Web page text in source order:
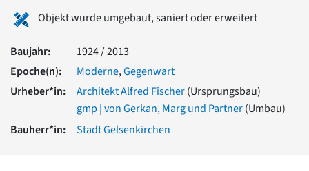
Romanik
Vorromanik
Über uns
Fachbeirat
Freunde & Förderer
Kontakt
Objekt wurde umgebaut, saniert oder erweitert
Baujahr:
1924 / 2013
Epoche(n):
Moderne,Gegenwart
Urheber*in:
Architekt Alfred Fischer(Ursprungsbau)
gmp | von Gerkan, Marg und Partner(Umbau)
Bauherr*in:
Stadt Gelsenkirchen